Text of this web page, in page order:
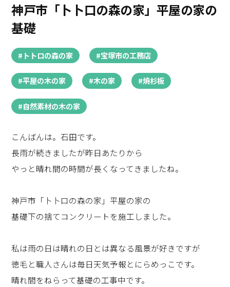
神戸市「卜卜口の森の家」平屋の家の
基礎
#トトロの森の家 #宝塚市の工務店
#平屋の木の家 #木の家 #焼杉板
#自然素材の木の家
こんばんは。石田です。
長雨が続きましたが昨日あたりから
やっと晴れ間の時間が長くなってきましたね。
神戸市「卜卜口の森の家」平屋の家の
基礎下の捨てコンクリートを施工しました。
私は雨の日は晴れの日とは異なる風景が好きですが
徳毛と職人さんは毎日天気予報とにらめっこです。
晴れ間をねらって基礎の工事中です。